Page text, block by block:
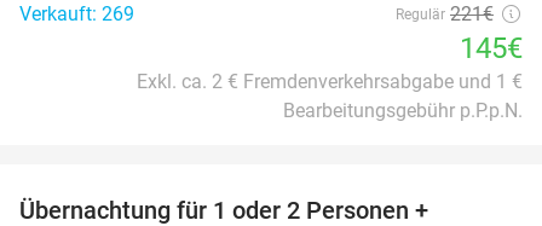
Verkauft: 269
Regulär 221€
145€
Exkl. ca. 2 € Fremdenverkehrsabgabe und 1 €
Bearbeitungsgebühr p.P.p.N.
Übernachtung für 1 oder 2 Personen +